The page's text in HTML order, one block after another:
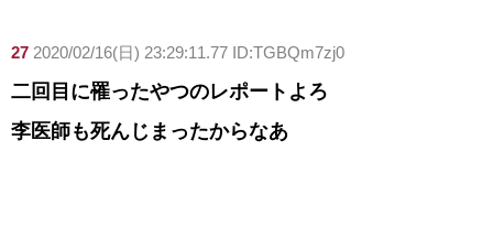
27 2020/02/16(日) 23:29:11.77 ID:TGBQm7zj0
二回目に罹ったやつのレポートよろ
李医師も死んじまったからなあ